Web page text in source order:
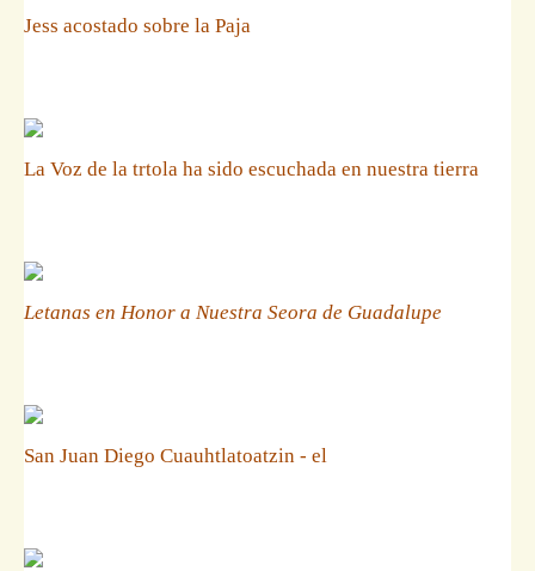
Jess acostado sobre la Paja
La Voz de la trtola ha sido escuchada en nuestra tierra
Letanas en Honor a Nuestra Seora de Guadalupe
San Juan Diego Cuauhtlatoatzin - el